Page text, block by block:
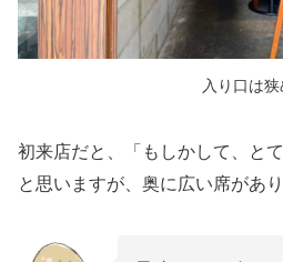
入り口は狭
初来店だと、「もしかして、と
と思いますが、奥に広い席があり